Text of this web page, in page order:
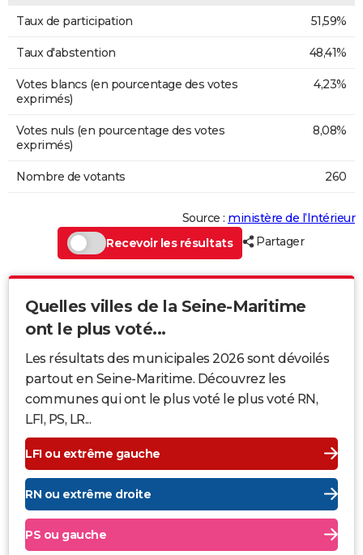
Taux de participation 51,59%
Taux d'abstention 48,41%
Votes blancs (en pourcentage des votes
exprimés)
4,23%
Votes nuls (en pourcentage des votes
exprimés)
8,08%
Nombre de votants 260
Source : ministère de l’Intérieur
Recevoir les résultats
Partager
Quelles villes de la Seine-Maritime
ont le plus voté...
Les résultats des municipales 2026 sont dévoilés
partout en Seine-Maritime. Découvrez les
communes qui ont le plus voté le plus voté RN,
LFI, PS, LR...
LFI ou extrême gauche
RN ou extrême droite
PS ou gauche